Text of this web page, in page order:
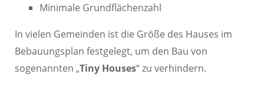
Minimale Grundflächenzahl
In vielen Gemeinden ist die Größe des Hauses im
Bebauungsplan festgelegt, um den Bau von
sogenannten „Tiny Houses“ zu verhindern.